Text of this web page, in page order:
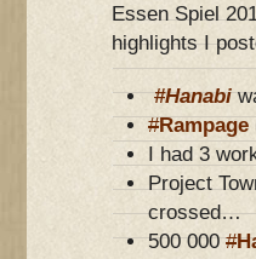
Essen Spiel
highlights I
#Hanabi
#Rampage
I had 3
Project
crossed…
500 000#